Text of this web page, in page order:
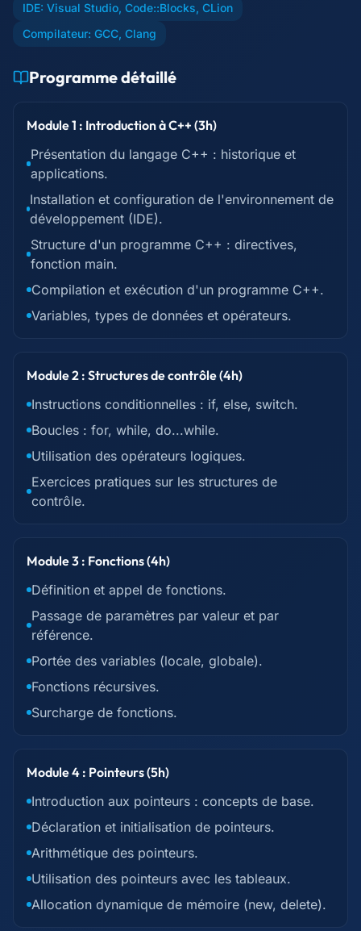
IDE: Visual Studio, Code::Blocks, CLion
Compilateur: GCC, Clang
Programme détaillé
Module 1 : Introduction à C++ (3h)
Présentation du langage C++ : historique et
applications.
Installation et configuration de l'environnement de
développement (IDE).
Structure d'un programme C++ : directives,
fonction main.
Compilation et exécution d'un programme C++.
Variables, types de données et opérateurs.
Module 2 : Structures de contrôle (4h)
Instructions conditionnelles : if, else, switch.
Boucles : for, while, do...while.
Utilisation des opérateurs logiques.
Exercices pratiques sur les structures de
contrôle.
Module 3 : Fonctions (4h)
Définition et appel de fonctions.
Passage de paramètres par valeur et par
référence.
Portée des variables (locale, globale).
Fonctions récursives.
Surcharge de fonctions.
Module 4 : Pointeurs (5h)
Introduction aux pointeurs : concepts de base.
Déclaration et initialisation de pointeurs.
Arithmétique des pointeurs.
Utilisation des pointeurs avec les tableaux.
Allocation dynamique de mémoire (new, delete).